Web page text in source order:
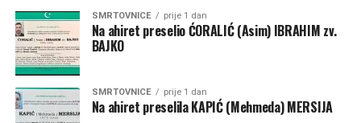
SMRTOVNICE prije 1 dan
Na ahiret preselio ĆORALIĆ (Asim) IBRAHIM zv.
BAJKO
SMRTOVNICE prije 1 dan
Na ahiret preselila KAPIĆ (Mehmeda) MERSIJA